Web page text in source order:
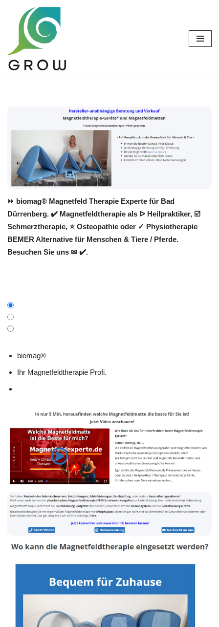
Zum
springen
⏩ biomag® Magnetfeld Therapie Experte für Bad
Dürrenberg. ✔️ Magnetfeldtherapie als ᐅ Heilpraktiker, ☑️
Schmerztherapie, ⭐ Osteopathie oder ✓ Physiotherapie
BEMER Alternative für Menschen & Tiere / Pferde.
Besuchen Sie uns ✉ ✔️.
biomag®
Ihr Magnetfeldtherapie Profi.